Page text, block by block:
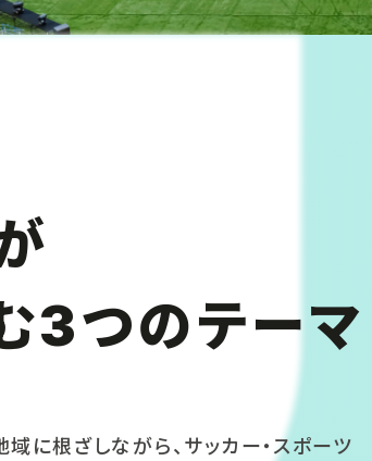
3つのテーマ
域に根ざしながら、サッカー・スポーツ